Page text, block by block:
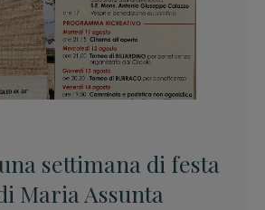
settimana di festa
Maria Assunta